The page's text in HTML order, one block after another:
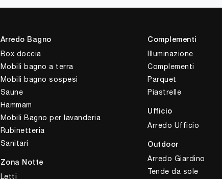
Arredo Bagno
Box doccia
Mobili bagno a terra
Mobili bagno sospesi
Saune
Hammam
Mobili Bagno per lavanderia
Rubinetteria
Sanitari
Zona Notte
Letti
Complementi
Illuminazione
Complementi
Parquet
Piastrelle
Ufficio
Arredo Ufficio
Outdoor
Arredo Giardino
Tende da sole